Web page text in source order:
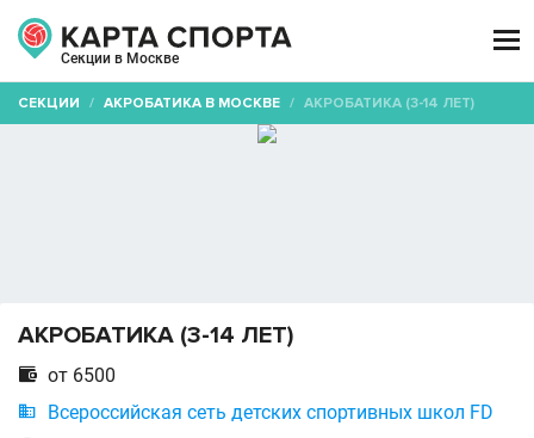
Секции в Москве

СЕКЦИИ / АКРОБАТИКА В МОСКВЕ / АКРОБАТИКА (3-14 ЛЕТ)
АКРОБАТИКА (3-14 ЛЕТ)
 от 6500
 Всероссийская сеть детских спортивных школ FD